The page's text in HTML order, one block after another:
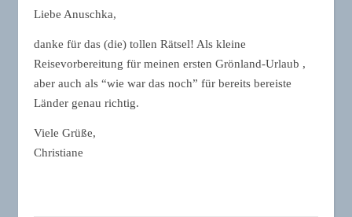
Liebe Anuschka,
danke für das (die) tollen Rätsel! Als kleine
Reisevorbereitung für meinen ersten Grönland-Urlaub ,
aber auch als “wie war das noch” für bereits bereiste
Länder genau richtig.
Viele Grüße,
Christiane